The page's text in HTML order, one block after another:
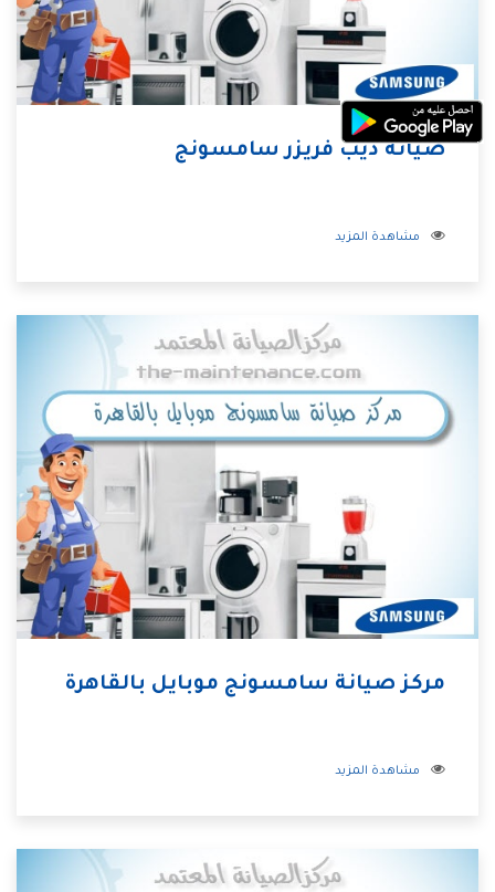
صيانة ديب فريزر سامسونج
مشاهدة المزيد
مركز صيانة سامسونج موبايل بالقاهرة
مشاهدة المزيد